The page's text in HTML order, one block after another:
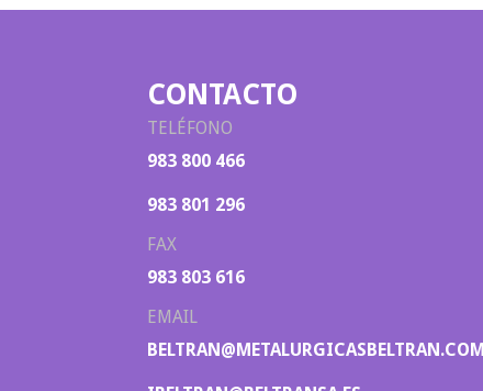
CONTACTO
TELÉFONO
983 800 466
983 801 296
FAX
983 803 616
EMAIL
BELTRAN@METALURGICASBELTRAN.COM